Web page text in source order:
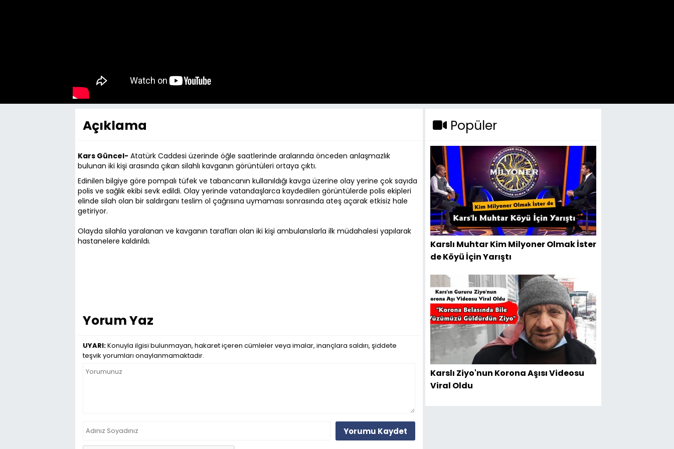
Açıklama
Kars Güncel- Atatürk Caddesi üzerinde öğle saatlerinde aralarında önceden anlaşmazlık
bulunan iki kişi arasında çıkan silahlı kavganın görüntüleri ortaya çıktı.
Edinilen bilgiye göre pompalı tüfek ve tabancanın kullanıldığı kavga üzerine olay yerine çok sayıda
polis ve sağlık ekibi sevk edildi. Olay yerinde vatandaşlarca kaydedilen görüntülerde polis ekipleri
elinde silah olan bir saldırganı teslim ol çağrısına uymaması sonrasında ateş açarak etkisiz hale
getiriyor.
Olayda silahla yaralanan ve kavganın tarafları olan iki kişi ambulanslarla ilk müdahalesi yapılarak
hastanelere kaldırıldı.
Yorum Yaz
UYARI:Konuyla ilgisi bulunmayan, hakaret içeren cümleler veya imalar, inançlara saldırı, şiddete
teşvik yorumları onaylanmamaktadır.
Yorumu Kaydet
Popüler
Karslı Muhtar Kim Milyoner Olmak İster
de Köyü İçin Yarıştı
Karslı Ziyo'nun Korona Aşısı Videosu
Viral Oldu